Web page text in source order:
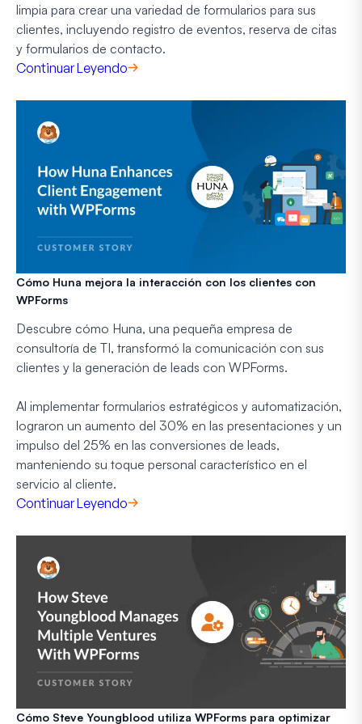
limpia para crear una variedad de formularios para sus
clientes, incluyendo registro de eventos, reserva de citas
y formularios de contacto.
Continuar Leyendo
Cómo Huna mejora la interacción con los clientes con
WPForms
Descubre cómo Huna, una pequeña empresa de
consultoría de TI, transformó la comunicación con sus
clientes y la generación de leads con WPForms.
Al implementar formularios estratégicos y automatización,
lograron un aumento del 30% en las presentaciones y un
impulso del 25% en las conversiones de leads,
manteniendo su toque personal característico en el
servicio al cliente.
Continuar Leyendo
Cómo Steve Youngblood utiliza WPForms para optimizar